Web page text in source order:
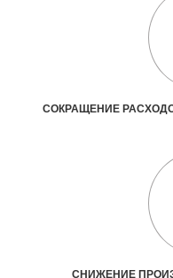
СОКРАЩЕНИЕ
СНИЖЕНИЕ